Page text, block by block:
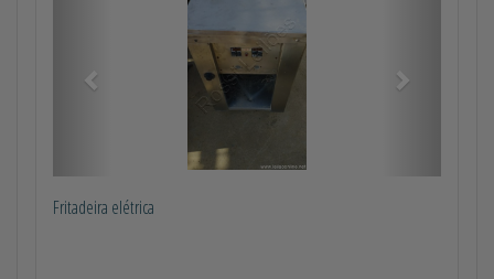
Fritadeira elétrica